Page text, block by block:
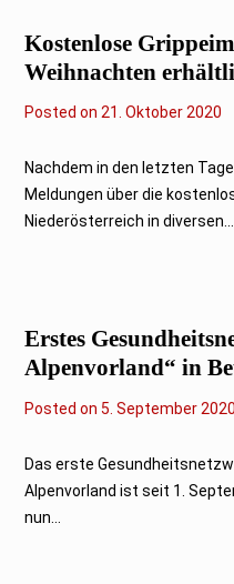
0
Kostenlose
Weihnachten
Posted on21. Oktober 2020
Nachdem in den letzten
Meldungen über die
Niederösterreich in diversen...
Erstes
Alpenvorland“ in
Posted on5. September 2020
Das erste
Alpenvorland ist seit 1.
nun...